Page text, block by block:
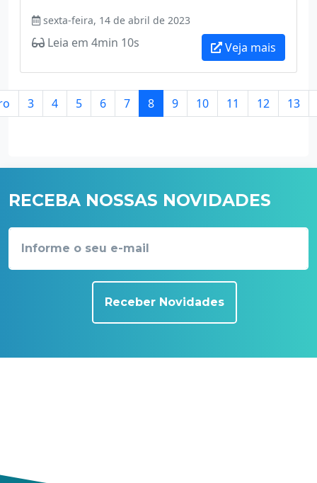
sexta-feira, 14 de abril de 2023
Leia em 4min 10s Veja mais
3 4 5 6 7 8 9 10 11 12 13
RECEBA NOSSAS NOVIDADES
Receber Novidades